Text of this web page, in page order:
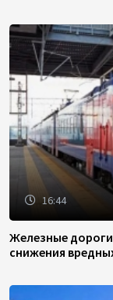
16:44
Железные
снижения